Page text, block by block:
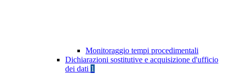
Monitoraggio tempi procedimentali
Dichiarazioni sostitutive e acquisizione d'ufficio
dei dati 1